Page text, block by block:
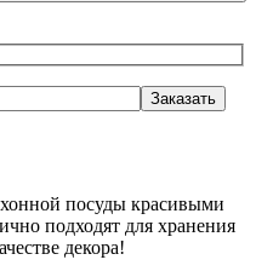
посуды красивыми
подходят для хранения
декора!